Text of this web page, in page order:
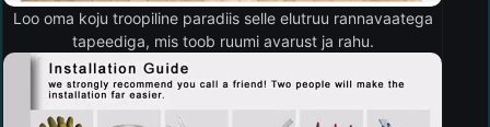
Loo oma koju troopiline paradiis selle elutruu rannavaatega
tapeediga, mis toob ruumi avarust ja rahu.